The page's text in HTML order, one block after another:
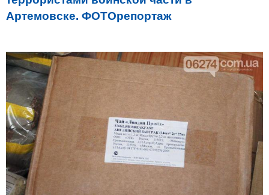
Артемовске. ФОТОрепортаж